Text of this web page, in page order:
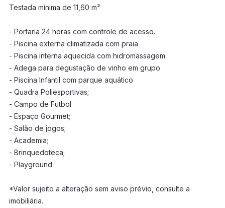
Testada mínima de 11,60 m²
- Portaria 24 horas com controle de acesso.
- Piscina externa climatizada com praia
- Piscina interna aquecida com hidromassagem
- Adega para degustação de vinho em grupo
- Piscina Infantil com parque aquático
- Quadra Poliesportivas;
- Campo de Futbol
- Espaço Gourmet;
- Salão de jogos;
- Academia;
- Brinquedoteca;
- Playground
*Valor sujeito a alteração sem aviso prévio, consulte a
imobiliária.